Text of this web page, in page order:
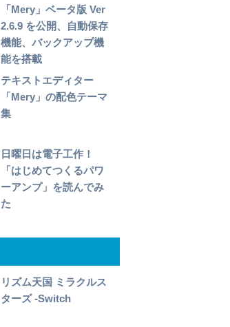
「Mery」ベータ版 Ver
2.6.9 を公開、自動保存
機能、バックアップ機
能を搭載
テキストエディター
「Mery」の配色テーマ
集
日曜日は電子工作！
「はじめてつくるパワ
ーアンプ」を読んでみ
た
リズム天国 ミラクルス
ターズ -Switch